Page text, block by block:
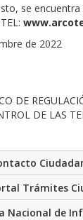
se
de 2022
DE
DE LAS
Trámites
Nacional de